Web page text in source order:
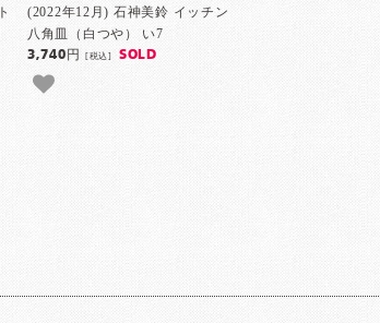
(2022年12月) 石神美鈴 イッチン
八角皿（白つや） い7
3,740円[税込] SOLD